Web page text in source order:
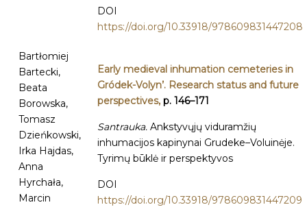
DOI
https://doi.org/10.33918/978609831447208
Bartłomiej
Bartecki,
Beata
Borowska,
Tomasz
Dzieńkowski,
Irka Hajdas,
Anna
Hyrchała,
Marcin
Early medieval inhumation cemeteries in
Gródek-Volyn’. Research status and future
perspectives, p. 146–171
Santrauka. Ankstyvųjų viduramžių
inhumacijos kapinynai Grudeke–Voluinėje.
Tyrimų būklė ir perspektyvos
DOI
https://doi.org/10.33918/978609831447209